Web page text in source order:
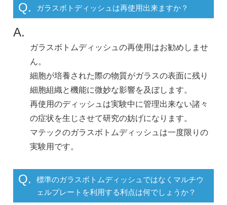
Q. ガラスボトディッシュは再使用出来ますか？
A.
ガラスボトムディッシュの再使用はお勧めしませ
ん。
細胞が培養された際の物質がガラスの表面に残り
細胞組織と機能に微妙な影響を及ぼします。
再使用のディッシュは実験中に管理出来ない諸々
の症状を生じさせて研究の妨げになります。
マテックのガラスボトムディッシュは一度限りの
実験用です。
Q.
標準のガラスボトムディッシュではなくマルチウ
ェルプレートを利用する利点は何でしょうか？